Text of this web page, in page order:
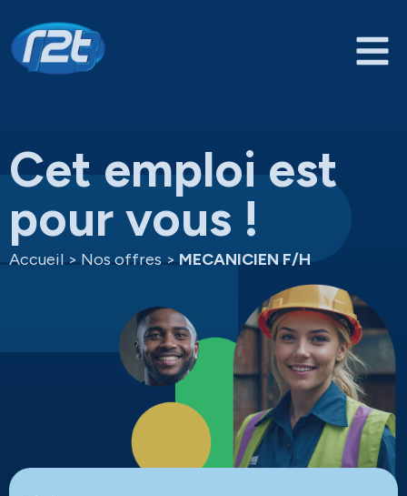
Cet emploi est
pour vous !
Accueil > Nos offres > MECANICIEN F/H